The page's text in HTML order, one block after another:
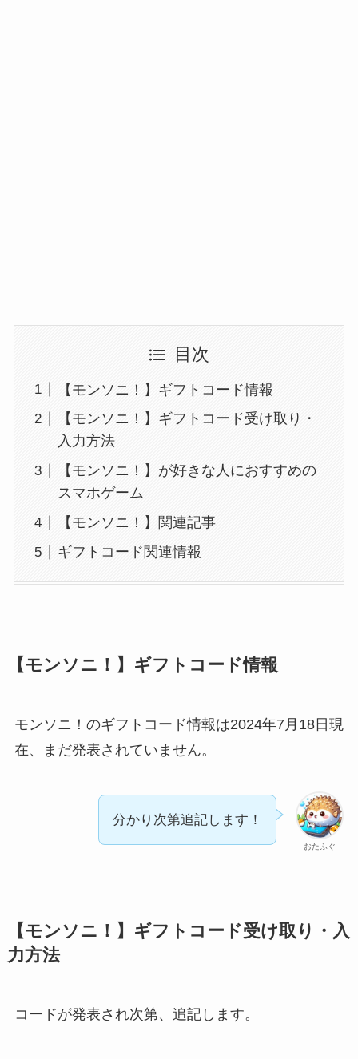
目次
【モンソニ！】ギフトコード情報
【モンソニ！】ギフトコード受け取り・
入力方法
【モンソニ！】が好きな人におすすめの
スマホゲーム
【モンソニ！】関連記事
ギフトコード関連情報
【モンソニ！】ギフトコード情報
モンソニ！のギフトコード情報は2024年7月18日現
在、まだ発表されていません。
おたふぐ
分かり次第追記します！
【モンソニ！】ギフトコード受け取り・入
力方法
コードが発表され次第、追記します。